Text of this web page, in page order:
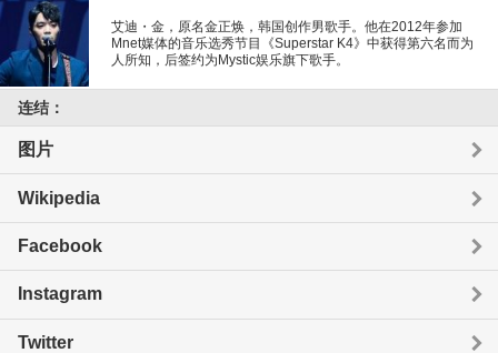
艾迪・金，原名金正焕，韩国创作男歌手。他在2012年参加
Mnet媒体的音乐选秀节目《Superstar K4》中获得第六名而为
人所知，后签约为Mystic娱乐旗下歌手。
连结：
图片
Wikipedia
Facebook
Instagram
Twitter